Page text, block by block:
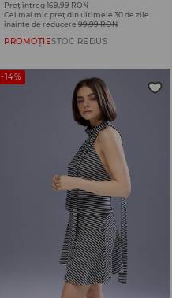
Preț întreg169,99 RON
Cel mai mic preț din ultimele 30 de zile
înainte de reducere 99,99 RON
PROMOȚIESTOC REDUS
-14%